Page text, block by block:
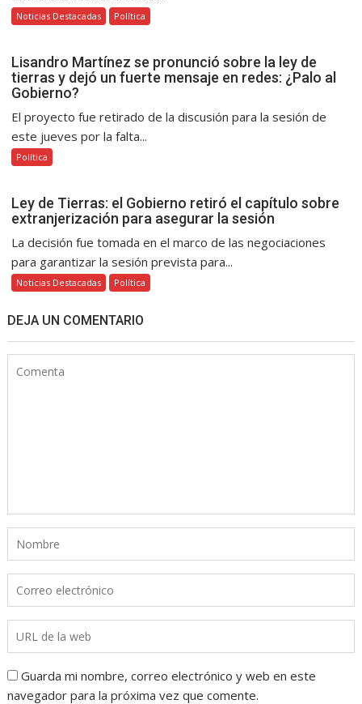
Noticias Destacadas Política
Lisandro Martínez se pronunció sobre la ley de
tierras y dejó un fuerte mensaje en redes: ¿Palo al
Gobierno?
El proyecto fue retirado de la discusión para la sesión de
este jueves por la falta...
Política
Ley de Tierras: el Gobierno retiró el capítulo sobre
extranjerización para asegurar la sesión
La decisión fue tomada en el marco de las negociaciones
para garantizar la sesión prevista para...
Noticias Destacadas Política
DEJA UN COMENTARIO
Guarda mi nombre, correo electrónico y web en este
navegador para la próxima vez que comente.